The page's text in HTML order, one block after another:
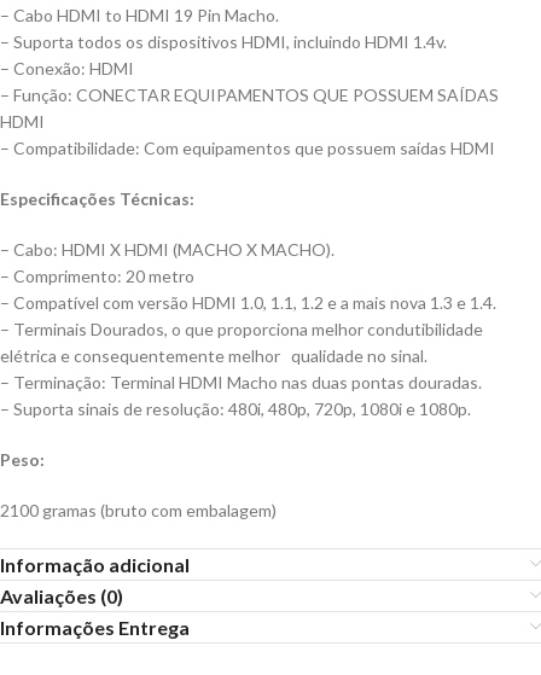
– Cabo HDMI to HDMI 19 Pin Macho.
– Suporta todos os dispositivos HDMI, incluindo HDMI 1.4v.
– Conexão: HDMI
– Função: CONECTAR EQUIPAMENTOS QUE POSSUEM SAÍDAS
HDMI
– Compatibilidade: Com equipamentos que possuem saídas HDMI
Especificações Técnicas:
– Cabo: HDMI X HDMI (MACHO X MACHO).
– Comprimento: 20 metro
– Compatível com versão HDMI 1.0, 1.1, 1.2 e a mais nova 1.3 e 1.4.
– Terminais Dourados, o que proporciona melhor condutibilidade
elétrica e consequentemente melhor qualidade no sinal.
– Terminação: Terminal HDMI Macho nas duas pontas douradas.
– Suporta sinais de resolução: 480i, 480p, 720p, 1080i e 1080p.
Peso:
2100 gramas (bruto com embalagem)
Informação adicional
Avaliações (0)
Informações Entrega